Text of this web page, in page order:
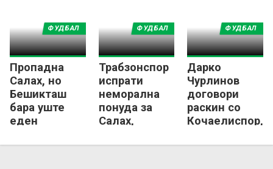
Пропадна
Салах, но
Бешикташ
бара уште
еден
напаѓач на
ФУДБАЛ
Трабзонспор
испрати
неморална
понуда за
Салах,
уште
ФУДБАЛ
Дарко
Чурлинов
договори
раскин со
Кочаелиспор,
Полска
ФУДБАЛ